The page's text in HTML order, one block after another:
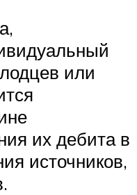
или
их дебита в
источников,